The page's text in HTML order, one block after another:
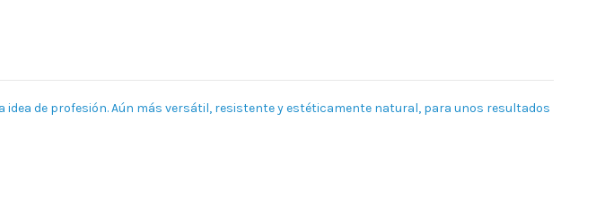
de profesión. Aún más versátil, resistente y estéticamente natural, para unos resultados